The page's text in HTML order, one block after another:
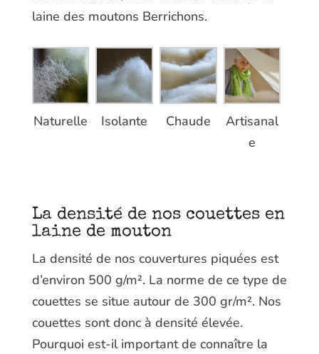
laine des moutons Berrichons.
Naturelle Isolante Chaude
Artisanal
e
La densité de nos couettes en
laine de mouton
La densité de nos couvertures piquées est
d’environ 500 g/m². La norme de ce type de
couettes se situe autour de 300 gr/m². Nos
couettes sont donc à densité élevée.
Pourquoi est-il important de connaître la